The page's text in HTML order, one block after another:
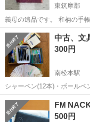
東筑摩郡
義母の遺品です。 和柄の手
は縦10㌢ 横7㌢ほどのポケ
だける方にお譲りします。 取引日時や場所については、プロフィール
を読んでご理解の上、お願...
長野 東筑摩郡 手帳
中古、文
300円
南松本駅
シャーペン(12本)・ボールペ
品ですがまだ々使えるので
使ってください！ (アルコー
長野 松本市
FM
500円